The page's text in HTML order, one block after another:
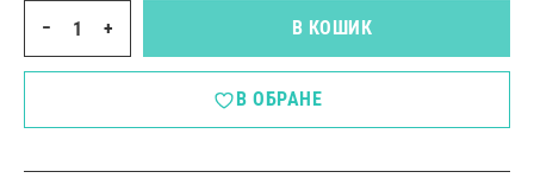
− + В КОШИК
В ОБРАНЕ